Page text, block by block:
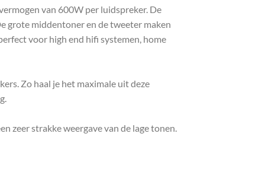
van 600W per luidspreker. De
grote middentoner en de tweeter maken
voor high end hifi systemen, home
Zo haal je het maximale uit deze
zeer strakke weergave van de lage tonen.